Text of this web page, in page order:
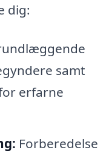
dig:
samt
erfarne
Forberedelse